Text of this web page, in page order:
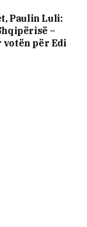
Paulin Luli:
–
votën për Edi